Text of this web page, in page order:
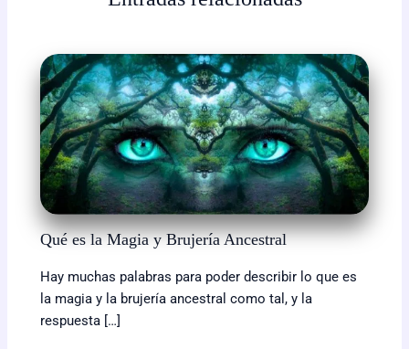
o
k
g
e
r
p
p
a
m
n
k
Qué es la Magia y Brujería Ancestral
Hay muchas palabras para poder describir lo que es
la magia y la brujería ancestral como tal, y la
respuesta […]